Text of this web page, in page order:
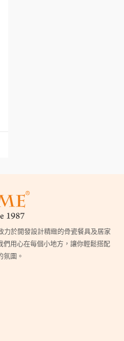
力於開發設計精緻的骨瓷餐具及居家
們用心在每個小地方，讓你輕鬆搭配
氛圍。